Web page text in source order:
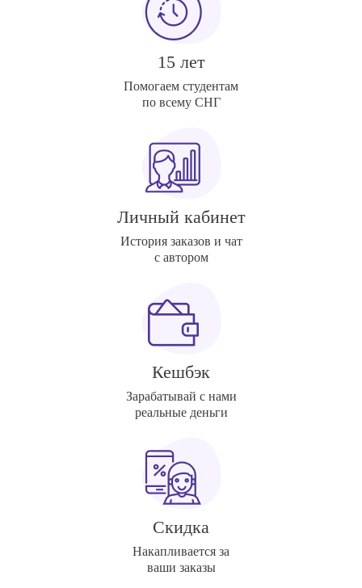
15 лет
Помогаем студентам
по всему СНГ
Личный кабинет
История заказов и чат
с автором
Кешбэк
Зарабатывай с нами
реальные деньги
Скидка
Накапливается за
ваши заказы